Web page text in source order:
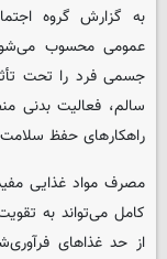
به گزارش گروه
عمومی محسوب
جسمی فرد را تحت
سالم، فعالیت بدنی
راهکارهای حفظ
مصرف مواد غذایی
کامل می‌تواند به
از حد غذاهای